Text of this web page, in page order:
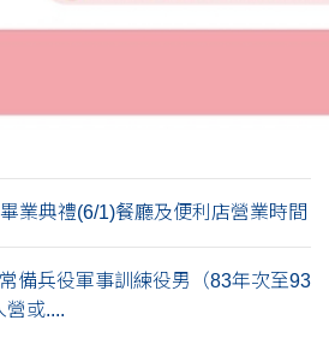
畢業典禮(6/1)餐廳及便利店營業時間
備兵役軍事訓練役男（83年次至93
營或....